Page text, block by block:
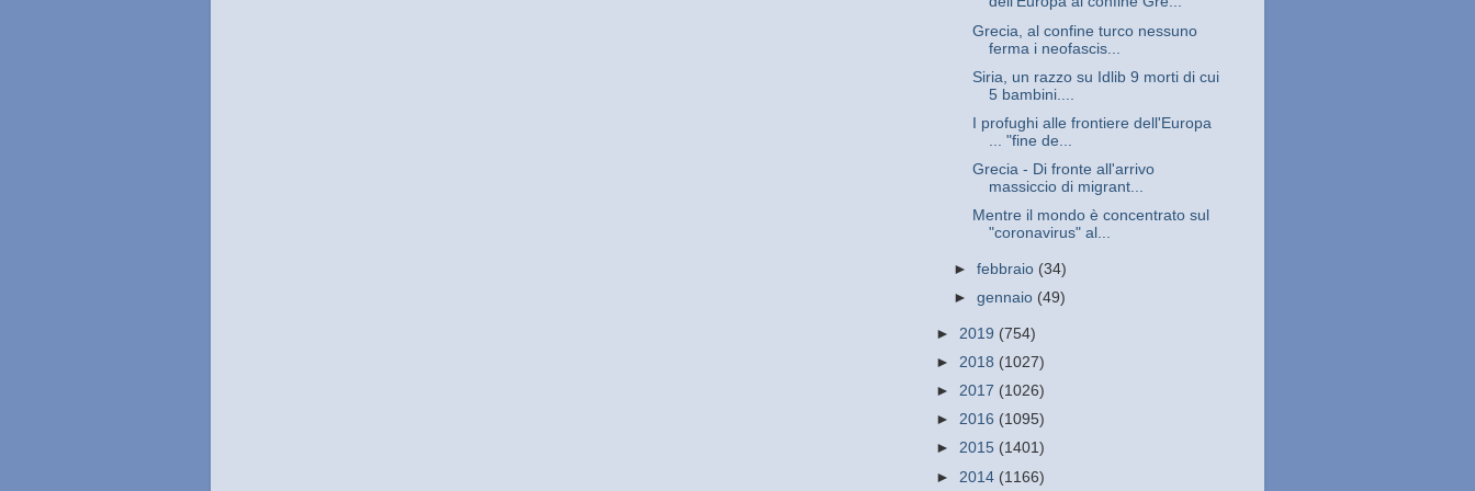
Grecia, al confine turco nessuno
ferma i neofascis...
Siria, un razzo su Idlib 9 morti di cui
5 bambini....
I profughi alle frontiere dell'Europa
... "fine de...
Grecia - Di fronte all'arrivo
massiccio di migrant...
Mentre il mondo è concentrato sul
"coronavirus" al...
►febbraio (34)
►gennaio (49)
► 2019 (754)
► 2018 (1027)
► 2017 (1026)
► 2016 (1095)
► 2015 (1401)
► 2014 (1166)